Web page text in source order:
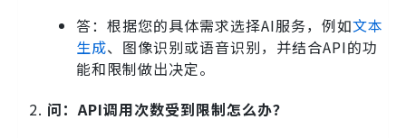
答：根据您的具体需求选择AI服务，例如文本
生成、图像识别或语音识别，并结合API的功
能和限制做出决定。
问：API调用次数受到限制怎么办？